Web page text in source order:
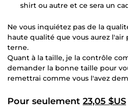
shirt ou autre et ce sera un
Ne vous inquiétez pas de la
haute qualité que vous aurez l'air
terne.
Quant à la taille, je la contrôle
demander la bonne taille pour
remettrai comme vous l'avez
Pour seulement 23,05 $US